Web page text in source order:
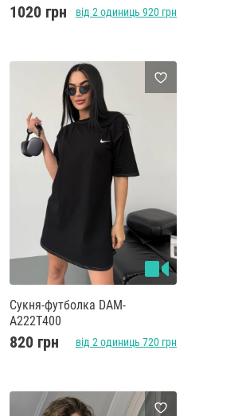
1020 грн від 2 одиниць 920 грн
Сукня-футболка DAM-
A222T400
820 грн від 2 одиниць 720 грн